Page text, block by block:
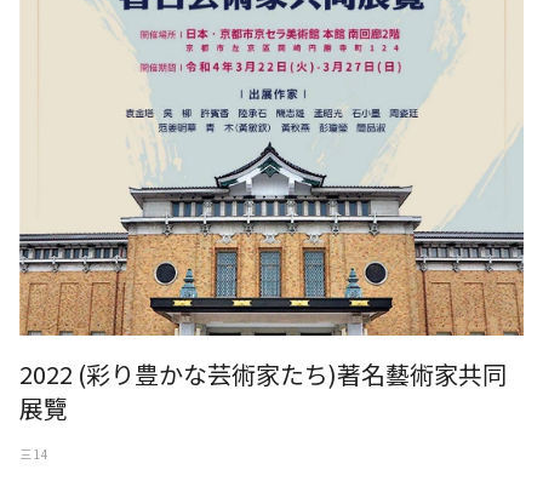
2022 (彩り豊かな芸術家たち)著名藝術家共同
展覽
三 14